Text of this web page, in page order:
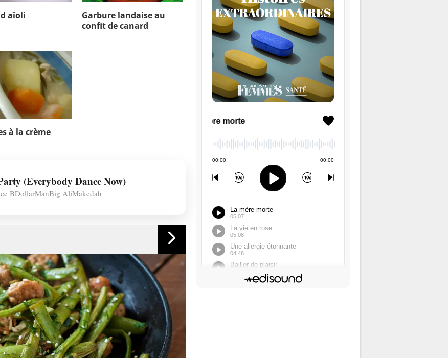
aïoli
Garbure landaise au
confit de canard
à la crème
(Everybody Dance Now)
BDollarManBig AliMakedah